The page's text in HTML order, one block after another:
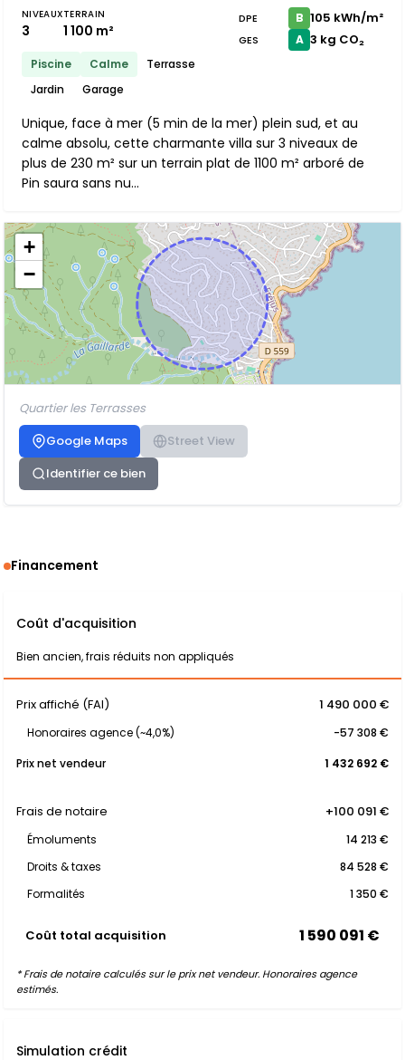
NIVEAUX
3
TERRAIN
1 100 m²
Piscine Calme
Terrasse
Jardin
Garage
DPE B 105 kWh/m²
GES A 3 kg CO₂
Unique, face à mer (5 min de la mer) plein sud, et au
calme absolu, cette charmante villa sur 3 niveaux de
plus de 230 m² sur un terrain plat de 1100 m² arboré de
Pin saura sans nu...
+
−
Quartier les Terrasses
Google Maps
Street View
Identifier ce bien
Financement
Coût d'acquisition
Bien ancien, frais réduits non appliqués
Prix affiché (FAI) 1 490 000 €
Honoraires agence (~4,0%)
-57 308 €
Prix net vendeur
1 432 692 €
Frais de notaire +100 091 €
Émoluments
14 213 €
Droits & taxes
84 528 €
Formalités
1 350 €
Coût total acquisition 1 590 091 €
* Frais de notaire calculés sur le prix net vendeur. Honoraires agence
estimés.
Simulation crédit